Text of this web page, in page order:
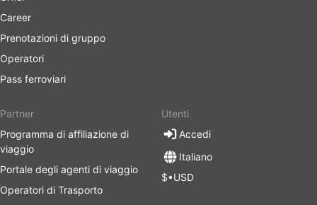
Career
Prenotazioni di gruppo
Operatori
Pass ferroviari
Partner
Programma di affiliazione di
viaggio
Portale degli agenti di viaggio
Operatori di Trasporto
Utenti
Accedi
Italiano
$•USD